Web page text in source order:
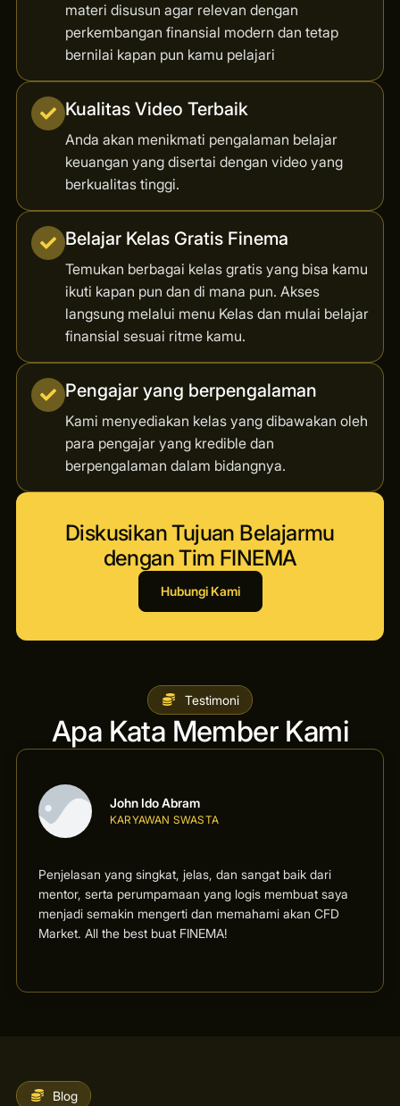
Diskusikan Tujuan Belajarmu
dengan Tim FINEMA
Hubungi Kami
materi disusun agar relevan dengan
perkembangan finansial modern dan tetap
bernilai kapan pun kamu pelajari
Kualitas Video Terbaik
Anda akan menikmati pengalaman belajar
keuangan yang disertai dengan video yang
berkualitas tinggi.
Belajar Kelas Gratis Finema
Temukan berbagai kelas gratis yang bisa kamu
ikuti kapan pun dan di mana pun. Akses
langsung melalui menu Kelas dan mulai belajar
finansial sesuai ritme kamu.
Pengajar yang berpengalaman
Kami menyediakan kelas yang dibawakan oleh
para pengajar yang kredible dan
berpengalaman dalam bidangnya.
Testimoni
Apa Kata Member Kami
John Ido Abram
KARYAWAN SWASTA
Penjelasan yang singkat, jelas, dan sangat baik dari
mentor, serta perumpamaan yang logis membuat saya
menjadi semakin mengerti dan memahami akan CFD
Market. All the best buat FINEMA!
Blog